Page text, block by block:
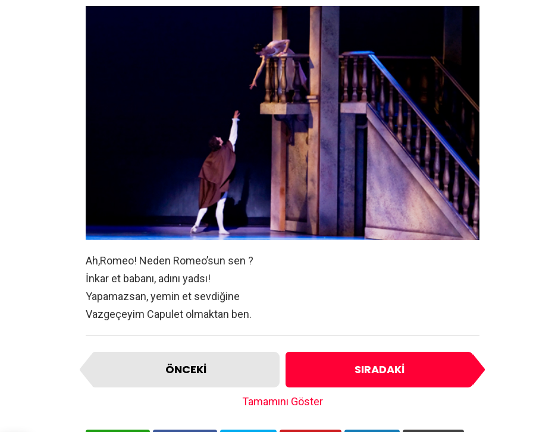
Ah,Romeo! Neden Romeo’sun sen ?
İnkar et babanı, adını yadsı!
Yapamazsan, yemin et sevdiğine
Vazgeçeyim Capulet olmaktan ben.
ÖNCEKI SIRADAKI
Tamamını Göster